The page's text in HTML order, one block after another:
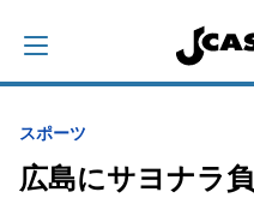
スポーツ
広島にサヨナラ